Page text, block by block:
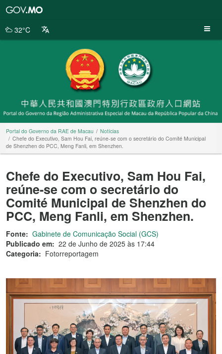
da
32°C
Portal do Governo da RAE de Macau
Notícias
Chefe do Executivo, Sam Hou Fai, reúne-se com o secretário do Comité Municipal
de Shenzhen do PCC, Meng Fanli, em Shenzhen.
Chefe do Executivo, Sam Hou Fai,
reúne-se com o secretário do
Comité Municipal de Shenzhen do
PCC, Meng Fanli, em Shenzhen.
Fonte: Gabinete de Comunicação Social (GCS)
Publicado em: 22 de Junho de 2025 às 17:44
Categoria: Fotorreportagem